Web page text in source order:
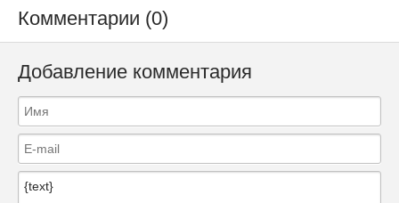
Комментарии (0)
Добавление комментария